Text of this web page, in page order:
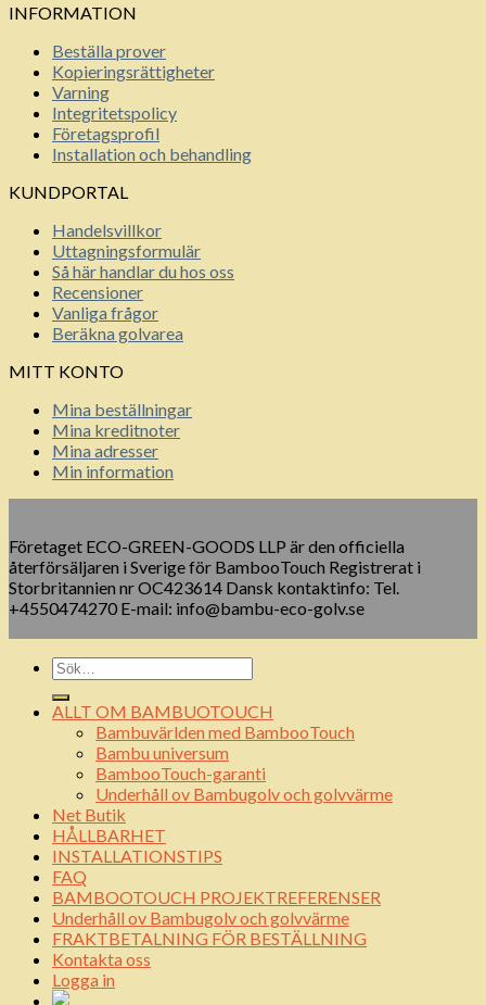
INFORMATION
Beställa prover
Kopieringsrättigheter
Varning
Integritetspolicy
Företagsprofil
Installation och behandling
KUNDPORTAL
Handelsvillkor
Uttagningsformulär
Så här handlar du hos oss
Recensioner
Vanliga frågor
Beräkna golvarea
MITT KONTO
Mina beställningar
Mina kreditnoter
Mina adresser
Min information
Företaget ECO-GREEN-GOODS LLP är den officiella
återförsäljaren i Sverige för BambooTouch Registrerat i
Storbritannien nr OC423614 Dansk kontaktinfo: Tel.
+4550474270 E-mail: info@bambu-eco-golv.se
ALLT OM BAMBUOTOUCH
Bambuvärlden med BambooTouch
Bambu universum
BambooTouch-garanti
Underhåll ov Bambugolv och golvvärme
Net Butik
HÅLLBARHET
INSTALLATIONSTIPS
FAQ
BAMBOOTOUCH PROJEKTREFERENSER
Underhåll ov Bambugolv och golvvärme
FRAKTBETALNING FÖR BESTÄLLNING
Kontakta oss
Logga in